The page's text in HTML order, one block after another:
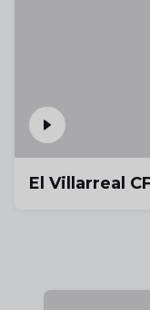
El Villarreal